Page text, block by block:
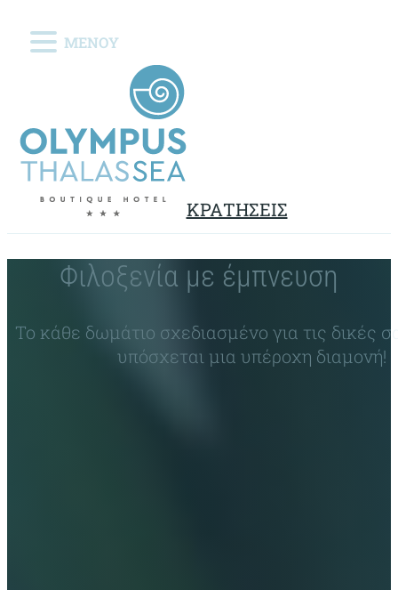
ΜΕΝΟΥ
ΚΡΑΤΗΣΕΙΣ
Φιλοξενία με έμπνευση
Το κάθε δωμάτιο σχεδιασμένο για τις δικές
υπόσχεται μια υπέροχη διαμονή!